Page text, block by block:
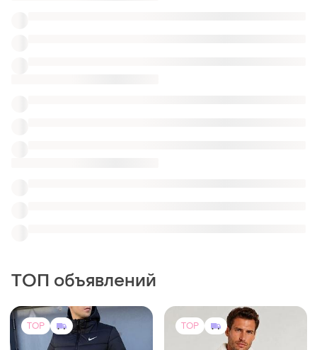
Nike
зимняя. размеры s, m, l, xl,
xxl, 3xl
S и еще 5
(1)
демисезонная